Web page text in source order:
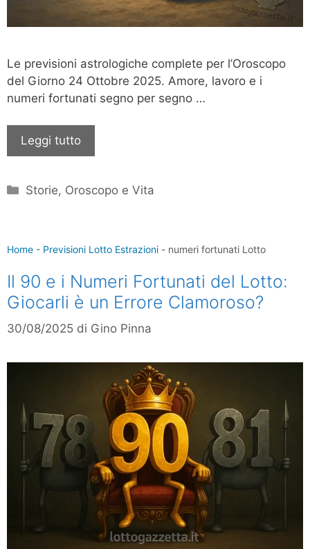
Le previsioni astrologiche complete per l’Oroscopo
del Giorno 24 Ottobre 2025. Amore, lavoro e i
numeri fortunati segno per segno …
Leggi tutto
Categorie
Storie, Oroscopo e Vita
Home - Previsioni Lotto Estrazioni - numeri fortunati Lotto
Il 90 e i Numeri Fortunati del Lotto:
Giocarli è un Errore Clamoroso?
30/08/2025 di Gino Pinna